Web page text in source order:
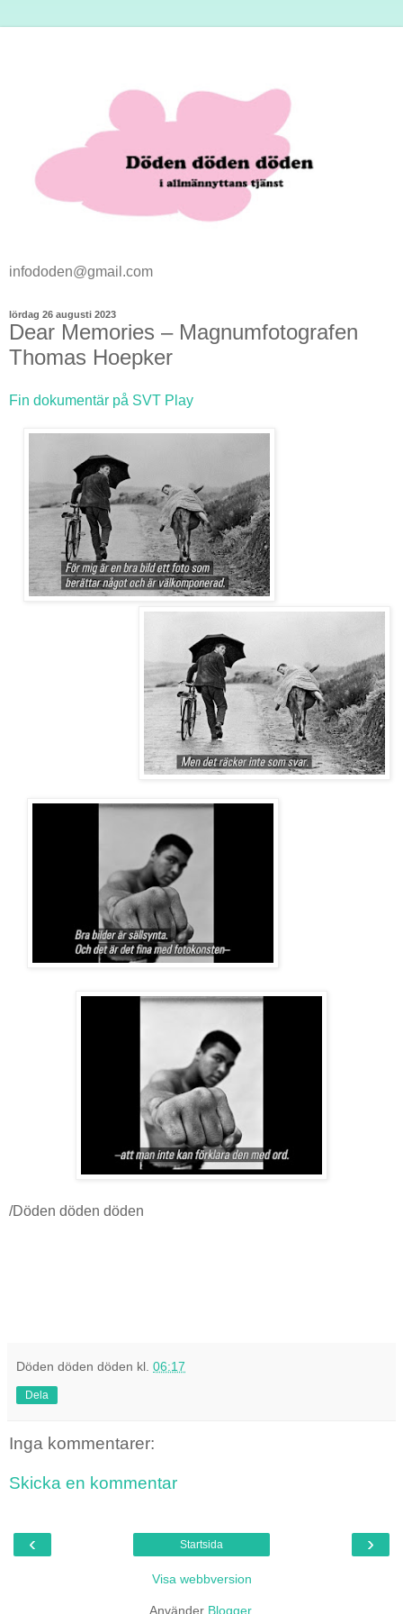
infododen@gmail.com
lördag 26 augusti 2023
Dear Memories – Magnumfotografen
Thomas Hoepker
Fin dokumentär på SVT Play
/Döden döden döden
Döden döden döden kl. 06:17
Dela
Inga kommentarer:
Skicka en kommentar
‹ ›
Startsida
Visa webbversion
Använder Blogger.